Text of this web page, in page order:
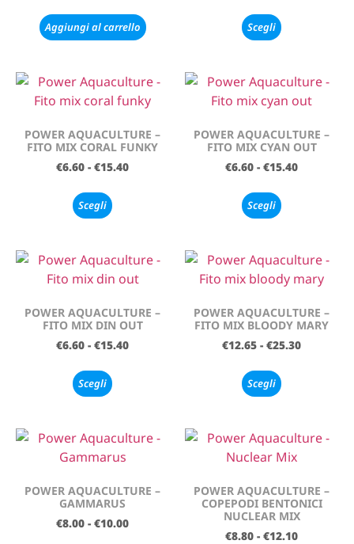
Aggiungi al carrello Scegli
POWER AQUACULTURE –
FITO MIX CORAL FUNKY
€6.60 - €15.40
Scegli
POWER AQUACULTURE –
FITO MIX CYAN OUT
€6.60 - €15.40
Scegli
POWER AQUACULTURE –
FITO MIX DIN OUT
€6.60 - €15.40
Scegli
POWER AQUACULTURE –
FITO MIX BLOODY MARY
€12.65 - €25.30
Scegli
POWER AQUACULTURE –
GAMMARUS
€8.00 - €10.00
POWER AQUACULTURE –
COPEPODI BENTONICI
NUCLEAR MIX
€8.80 - €12.10